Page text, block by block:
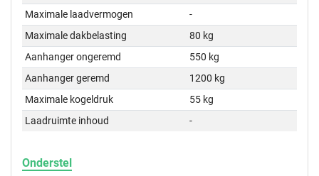
Maximale laadvermogen
-
Maximale dakbelasting
80 kg
Aanhanger ongeremd
550 kg
Aanhanger geremd
1200 kg
Maximale kogeldruk
55 kg
Laadruimte inhoud
-
Onderstel